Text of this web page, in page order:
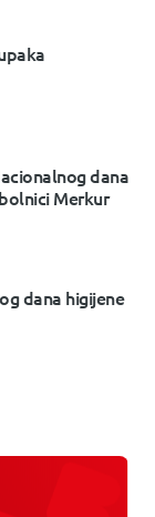
dana
Merkur
dana higijene